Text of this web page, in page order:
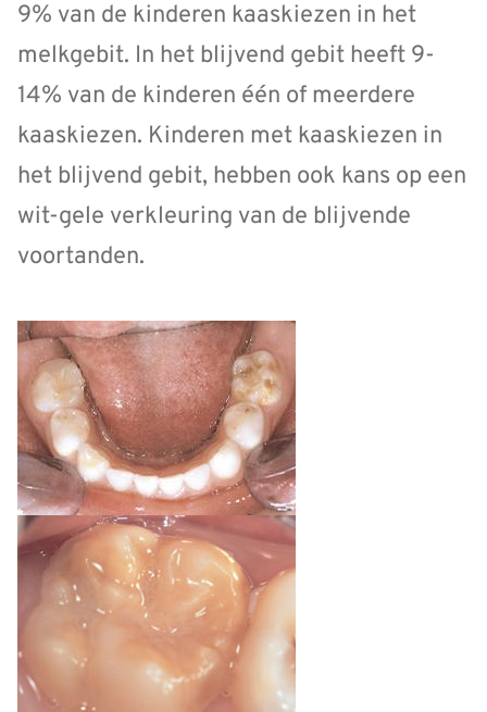
9% van de kinderen kaaskiezen in het
melkgebit. In het blijvend gebit heeft 9-
14% van de kinderen één of meerdere
kaaskiezen. Kinderen met kaaskiezen in
het blijvend gebit, hebben ook kans op een
wit-gele verkleuring van de blijvende
voortanden.